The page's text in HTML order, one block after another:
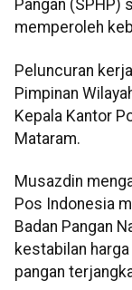
Pangan (SPHP)
memperoleh
Peluncuran
Pimpinan
Kepala Kantor
Mataram.
Musazdin
Pos Indonesia
Badan Pangan
kestabilan
pangan